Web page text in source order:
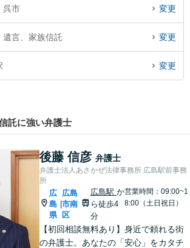
呉市 変更
遺言、家族信託 変更
変更
託に強い弁護士
後藤 信彦 弁護士
弁護士法人あさかぜ法律事務所 広島駅前事務
所
広
島
県
|
広島
市南
区
広島駅か
ら徒歩4
分
営業時間：09:00~1
8:00（土日祝日）
【初回相談無料あり】身近で頼れる街
の弁護士。あなたの「安心」をカタチ